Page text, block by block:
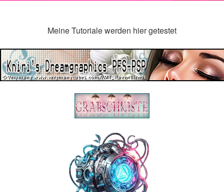
Meine Tutoriale werden hier getestet